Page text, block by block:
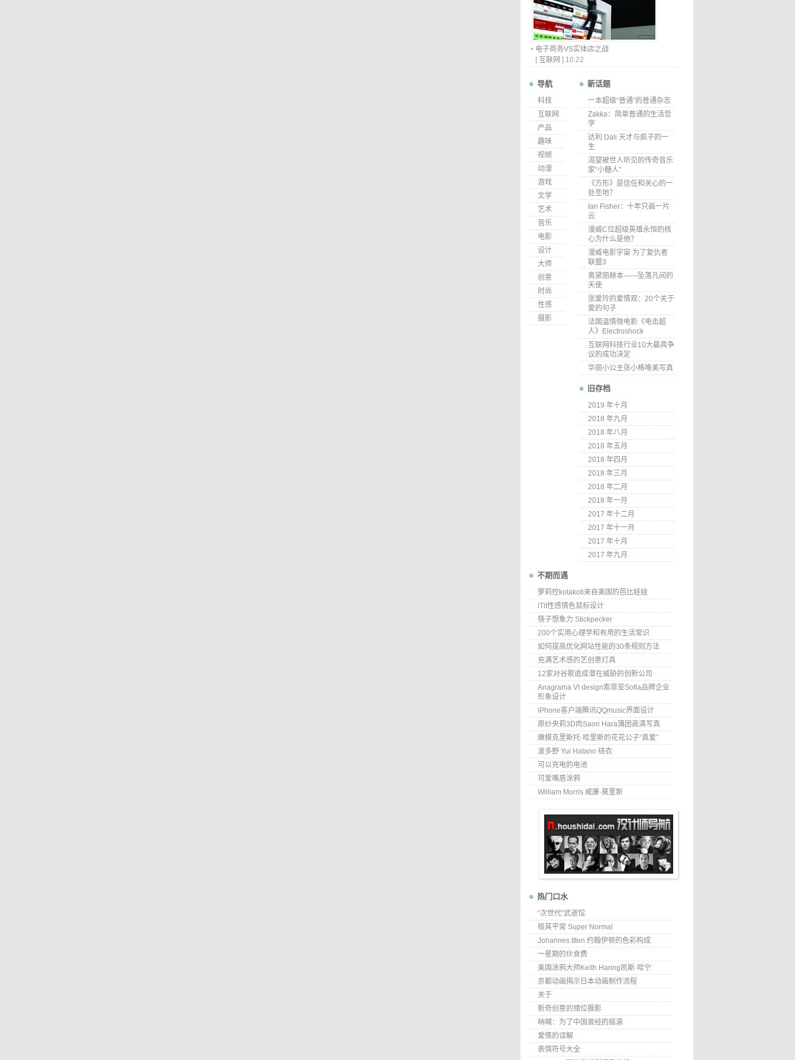
电子商务VS实体店之战
[ 互联网 ] 10.22
导航
科技
互联网
产品
趣味
视频
动漫
游戏
文学
艺术
音乐
电影
设计
大师
创意
时尚
性感
摄影
新话题
一本超级“普通”的普通杂志
Zakka：简单普通的生活哲
学
达利 Dali 天才与疯子的一
生
渴望被世人听见的传奇音乐
家“小糖人”
《方形》是信任和关心的一
处圣地？
Ian Fisher：十年只画一片
云
漫威C位超级英雄永恒的核
心为什么是他？
漫威电影宇宙 为了复仇者
联盟3
奥黛丽赫本——坠落凡间的
天使
张爱玲的爱情观：20个关于
爱的句子
法国温情微电影《电击超
人》Electroshock
互联网科技行业10大最具争
议的成功决定
华丽小公主张小格唯美写真
旧存档
2019 年十月
2018 年九月
2018 年八月
2018 年五月
2018 年四月
2018 年三月
2018 年二月
2018 年一月
2017 年十二月
2017 年十一月
2017 年十月
2017 年九月
不期而遇
萝莉控kotakoti来自美国的芭比娃娃
iTit性感情色鼠标设计
筷子想象力 Stickpecker
200个实用心理学和有用的生活常识
如何提高优化网站性能的30条规则方法
充满艺术感的艺创意灯具
12家对谷歌造成潜在威胁的创新公司
Anagrama VI design索菲亚Sofia品牌企业
形象设计
iPhone客户端腾讯QQmusic界面设计
原纱央莉3D肉Saori Hara蒲团高清写真
嫩模克里斯托·哈里斯的花花公子“真爱”
波多野 Yui Hatano 结衣
可以充电的电池
可爱嘴唇涂鸦
William Morris 威廉·莫里斯
热门口水
“次世代”武道馆
极其平常 Super Normal
Johannes Itten 约翰伊顿的色彩构成
一星期的伙食费
美国涂鸦大师Keith Haring凯斯·哈宁
京都动画揭示日本动画制作流程
关于
新奇创意的错位摄影
呐喊：为了中国曾经的摇滚
爱情的误解
表情符号大全